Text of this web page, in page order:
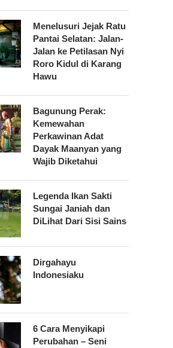
Menelusuri Jejak Ratu
Pantai Selatan: Jalan-
Jalan ke Petilasan Nyi
Roro Kidul di Karang
Hawu
Bagunung Perak:
Kemewahan
Perkawinan Adat
Dayak Maanyan yang
Wajib Diketahui
Legenda Ikan Sakti
Sungai Janiah dan
DiLihat Dari Sisi Sains
Dirgahayu
Indonesiaku
6 Cara Menyikapi
Perubahan – Seni